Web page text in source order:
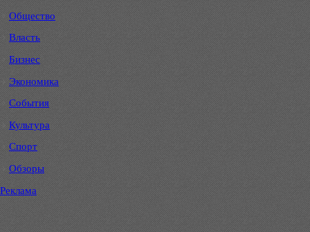
Общество
Власть
Бизнес
Экономика
События
Культура
Спорт
Обзоры
Реклама